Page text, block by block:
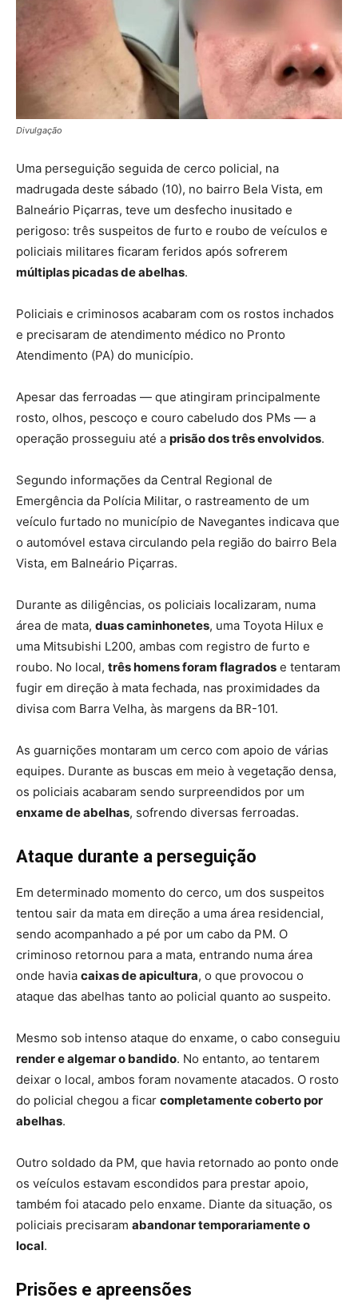
Divulgação
Uma perseguição seguida de cerco policial, na
madrugada deste sábado (10), no bairro Bela Vista, em
Balneário Piçarras, teve um desfecho inusitado e
perigoso: três suspeitos de furto e roubo de veículos e
policiais militares ficaram feridos após sofrerem
múltiplas picadas de abelhas.
Policiais e criminosos acabaram com os rostos inchados
e precisaram de atendimento médico no Pronto
Atendimento (PA) do município.
Apesar das ferroadas — que atingiram principalmente
rosto, olhos, pescoço e couro cabeludo dos PMs — a
operação prosseguiu até a prisão dos três envolvidos.
Segundo informações da Central Regional de
Emergência da Polícia Militar, o rastreamento de um
veículo furtado no município de Navegantes indicava que
o automóvel estava circulando pela região do bairro Bela
Vista, em Balneário Piçarras.
Durante as diligências, os policiais localizaram, numa
área de mata, duas caminhonetes, uma Toyota Hilux e
uma Mitsubishi L200, ambas com registro de furto e
roubo. No local, três homens foram flagrados e tentaram
fugir em direção à mata fechada, nas proximidades da
divisa com Barra Velha, às margens da BR-101.
As guarnições montaram um cerco com apoio de várias
equipes. Durante as buscas em meio à vegetação densa,
os policiais acabaram sendo surpreendidos por um
enxame de abelhas, sofrendo diversas ferroadas.
Ataque durante a perseguição
Em determinado momento do cerco, um dos suspeitos
tentou sair da mata em direção a uma área residencial,
sendo acompanhado a pé por um cabo da PM. O
criminoso retornou para a mata, entrando numa área
onde havia caixas de apicultura, o que provocou o
ataque das abelhas tanto ao policial quanto ao suspeito.
Mesmo sob intenso ataque do enxame, o cabo conseguiu
render e algemar o bandido. No entanto, ao tentarem
deixar o local, ambos foram novamente atacados. O rosto
do policial chegou a ficar completamente coberto por
abelhas.
Outro soldado da PM, que havia retornado ao ponto onde
os veículos estavam escondidos para prestar apoio,
também foi atacado pelo enxame. Diante da situação, os
policiais precisaram abandonar temporariamente o
local.
Prisões e apreensões